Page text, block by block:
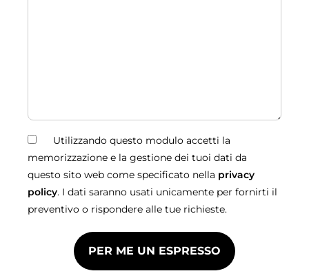
Utilizzando questo modulo accetti la
memorizzazione e la gestione dei tuoi dati da
questo sito web come specificato nella privacy
policy. I dati saranno usati unicamente per fornirti il
preventivo o rispondere alle tue richieste.